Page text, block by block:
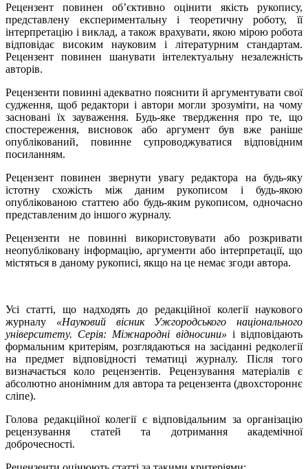
Рецензент повинен об’єктивно оцінити якість рукопису,
представлену експериментальну і теоретичну роботу, її
інтерпретацію і виклад, а також врахувати, якою мірою робота
відповідає високим науковим і літературним стандартам.
Рецензент повинен шанувати інтелектуальну незалежність
авторів.
Рецензенти повинні адекватно пояснити й аргументувати свої
судження, щоб редактори і автори могли зрозуміти, на чому
засновані їх зауваження. Будь-яке твердження про те, що
спостереження, висновок або аргумент був вже раніше
опублікований, повинне супроводжуватися відповідним
посиланням.
Рецензент повинен звернути увагу редактора на будь-яку
істотну схожість між даним рукописом і будь-якою
опублікованою статтею або будь-яким рукописом, одночасно
представленим до іншого журналу.
Рецензенти не повинні використовувати або розкривати
неопубліковану інформацію, аргументи або інтерпретації, що
містяться в даному рукописі, якщо на це немає згоди автора.
Усі статті, що надходять до редакційної колегії наукового
журналу «Науковий вісник Ужгородського національного
університету. Серія: Міжнародні відносини» і відповідають
формальним критеріям, розглядаються на засіданні редколегії
на предмет відповідності тематиці журналу. Після того
визначається коло рецензентів. Рецензування матеріалів є
абсолютно анонімним для автора та рецензента (двохстороннє
сліпе).
Голова редакційної колегії є відповідальним за організацію
рецензування статей та дотримання академічної
доброчесності.